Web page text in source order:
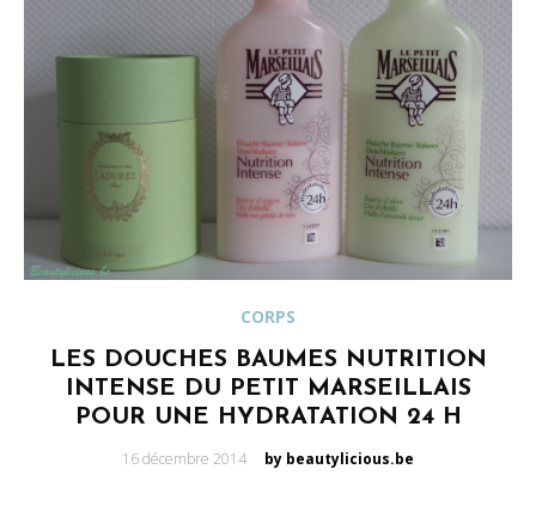
CORPS
LES DOUCHES BAUMES NUTRITION
INTENSE DU PETIT MARSEILLAIS
POUR UNE HYDRATATION 24 H
Posted
16 décembre 2014 by beautylicious.be